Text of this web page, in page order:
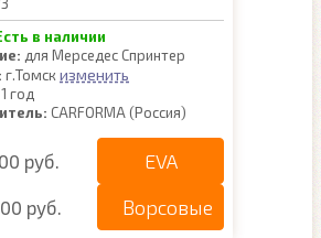
в наличии
для Мерседес Спринтер
г.Томск изменить
1 год
CARFORMA (Россия)
руб. EVA
руб. Ворсовые